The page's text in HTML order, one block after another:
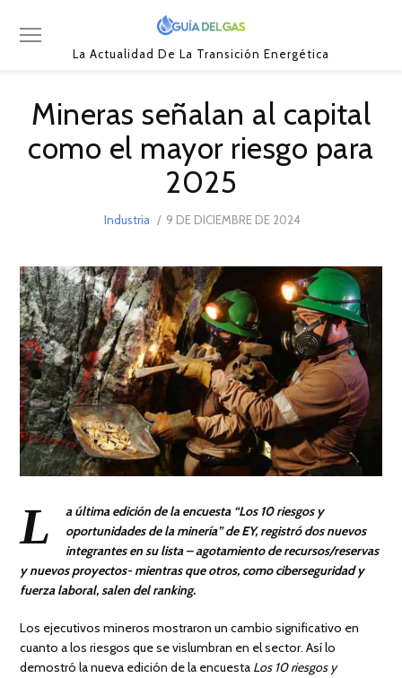
La Actualidad De La Transición Energética
Mineras señalan al capital
como el mayor riesgo para
2025
Industria
POSTED
9 DE DICIEMBRE DE 20249
DE
2024
L
a última edición de la encuesta “Los 10 riesgos y
oportunidades de la minería” de EY, registró dos nuevos
integrantes en su lista – agotamiento de recursos/reservas
y nuevos proyectos- mientras que otros, como ciberseguridad y
fuerza laboral, salen del ranking.
Los ejecutivos mineros mostraron un cambio significativo en
cuanto a los riesgos que se vislumbran en el sector. Así lo
demostró la nueva edición de la encuesta Los 10 riesgos y